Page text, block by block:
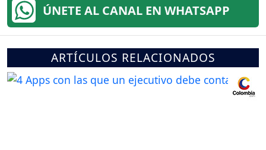
ÚNETE AL CANAL EN WHATSAPP
ARTÍCULOS RELACIONADOS